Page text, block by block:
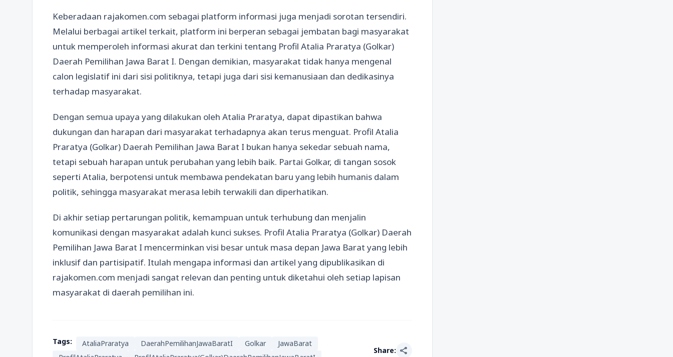
Keberadaan rajakomen.com sebagai platform informasi juga menjadi sorotan tersendiri.
Melalui berbagai artikel terkait, platform ini berperan sebagai jembatan bagi masyarakat
untuk memperoleh informasi akurat dan terkini tentang Profil Atalia Praratya (Golkar)
Daerah Pemilihan Jawa Barat I. Dengan demikian, masyarakat tidak hanya mengenal
calon legislatif ini dari sisi politiknya, tetapi juga dari sisi kemanusiaan dan dedikasinya
terhadap masyarakat.
Dengan semua upaya yang dilakukan oleh Atalia Praratya, dapat dipastikan bahwa
dukungan dan harapan dari masyarakat terhadapnya akan terus menguat. Profil Atalia
Praratya (Golkar) Daerah Pemilihan Jawa Barat I bukan hanya sekedar sebuah nama,
tetapi sebuah harapan untuk perubahan yang lebih baik. Partai Golkar, di tangan sosok
seperti Atalia, berpotensi untuk membawa pendekatan baru yang lebih humanis dalam
politik, sehingga masyarakat merasa lebih terwakili dan diperhatikan.
Di akhir setiap pertarungan politik, kemampuan untuk terhubung dan menjalin
komunikasi dengan masyarakat adalah kunci sukses. Profil Atalia Praratya (Golkar) Daerah
Pemilihan Jawa Barat I mencerminkan visi besar untuk masa depan Jawa Barat yang lebih
inklusif dan partisipatif. Itulah mengapa informasi dan artikel yang dipublikasikan di
rajakomen.com menjadi sangat relevan dan penting untuk diketahui oleh setiap lapisan
masyarakat di daerah pemilihan ini.
Tags: AtaliaPraratya DaerahPemilihanJawaBaratI Golkar
JawaBarat
Share: share